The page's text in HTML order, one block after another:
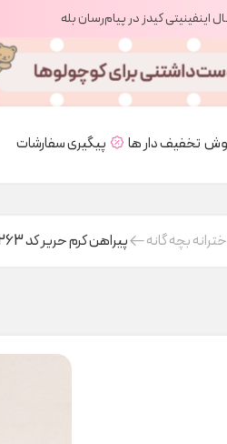
اینفینیتی کیدز در پیام‌رسان بله
تخفیف دار ها پیگیری سفارشات
بچه گانه پیراهن کرم حریر کد H000263